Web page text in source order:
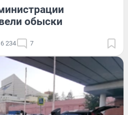
обыски
6 234 7